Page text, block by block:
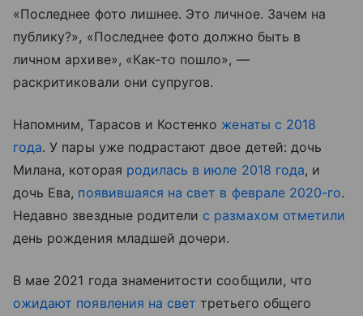
«Последнее фото лишнее. Это личное. Зачем на
публику?», «Последнее фото должно быть в
личном архиве», «Как-то пошло», —
раскритиковали они супругов.
Напомним, Тарасов и Костенко женаты с 2018
года. У пары уже подрастают двое детей: дочь
Милана, которая родилась в июле 2018 года, и
дочь Ева, появившаяся на свет в феврале 2020-го.
Недавно звездные родители с размахом отметили
день рождения младшей дочери.
В мае 2021 года знаменитости сообщили, что
ожидают появления на свет третьего общего